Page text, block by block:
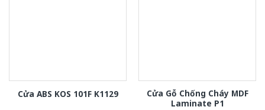
Cửa ABS KOS 101F K1129
Cửa Gỗ Chống Cháy MDF
Laminate P1